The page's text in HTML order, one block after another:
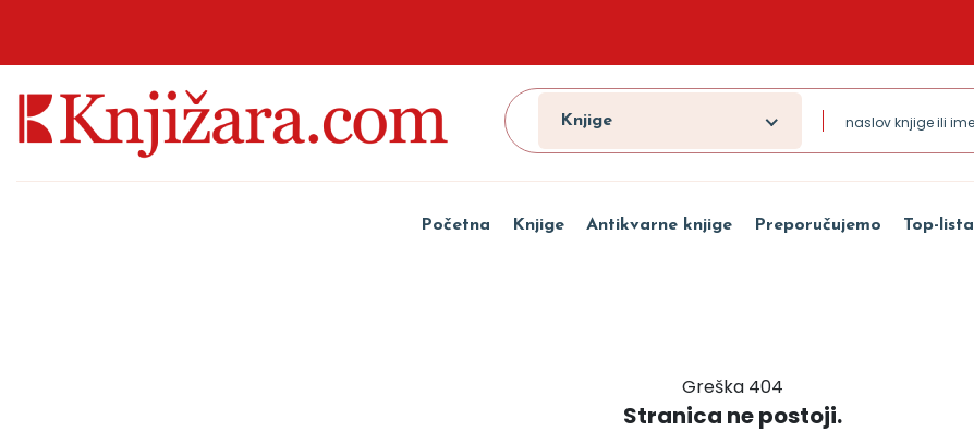
Knjige
Početna Knjige Antikvarne knjige Preporučujemo Top-lista
Greška 404
Stranica ne postoji.